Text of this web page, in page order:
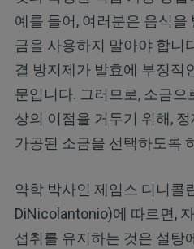
예를 들어, 여러분은 음식
금을 사용하지 말아야 합니
결 방지제가 발효에 부정적
문입니다. 그러므로, 소금
상의 이점을 거두기 위해,
가공된 소금을 선택하도록
약학 박사인 제임스 디니콜
DiNicolantonio)에 따르면,
섭취를 유지하는 것은 설탕